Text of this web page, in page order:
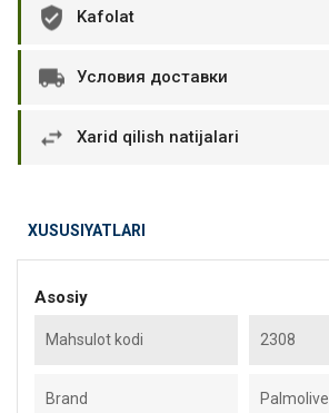
Kafolat
Условия доставки
Xarid qilish natijalari
XUSUSIYATLARI
Asosiy
Mahsulot kodi 2308
Brand Palmolive